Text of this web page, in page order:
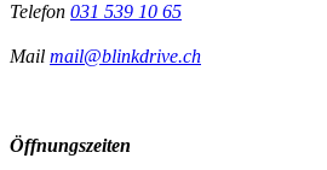
Telefon 031 539 10 65
Mail mail@blinkdrive.ch
Öffnungszeiten